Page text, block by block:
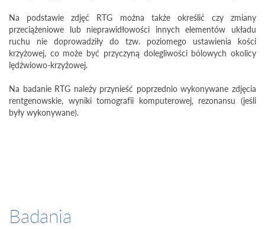
Na podstawie zdjęć RTG można także określić czy zmiany
przeciążeniowe lub nieprawidłowości innych elementów układu
ruchu nie doprowadziły do tzw. poziomego ustawienia kości
krzyżowej, co może być przyczyną dolegliwości bólowych okolicy
lędźwiowo-krzyżowej.
Na badanie RTG należy przynieść poprzednio wykonywane zdjęcia
rentgenowskie, wyniki tomografii komputerowej, rezonansu (jeśli
były wykonywane).
Badania